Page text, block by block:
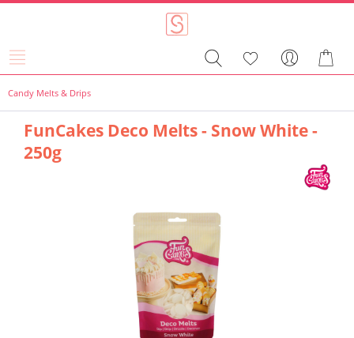
Candy Melts & Drips
FunCakes Deco Melts - Snow White -
250g